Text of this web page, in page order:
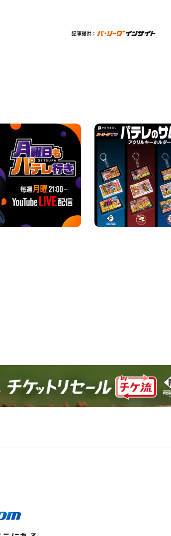
記事提供：